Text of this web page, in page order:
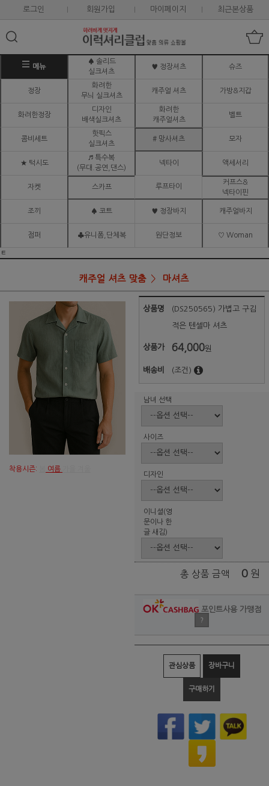
로그인 회원가입 마이페이지 최근본상품
메뉴
♠ 솔리드
실크셔츠
♥ 정장셔츠 슈즈
정장
화려한
무늬 실크셔츠
캐주얼 셔츠 가방&지갑
화려한정장
디자인
배색실크셔츠
화려한
캐주얼셔츠
벨트
콤비세트
핫픽스
실크셔츠
# 망사셔츠 모자
★ 턱시도
♬ 특수복
(무대.공연,댄스)
넥타이 액세서리
자켓 스카프 루프타이
커프스&
넥타이핀
조끼 ♠ 코트 ♥ 정장바지 캐주얼바지
점퍼 ♣유니폼,단체복 원단정보 ♡ Woman
ㅌ
캐주얼 셔츠 맞춤 마셔츠
착용시즌: 여름
상품명 (DS250565) 가볍고 구김
적은 텐셀마 셔츠
상품가 64,000원
배송비 (조건)
남녀 선택
사이즈
디자인
이니셜(영
문이나 한
글 새김)
총 상품 금액 0 원
포인트사용 가맹점
?
관심상품 장바구니
구매하기